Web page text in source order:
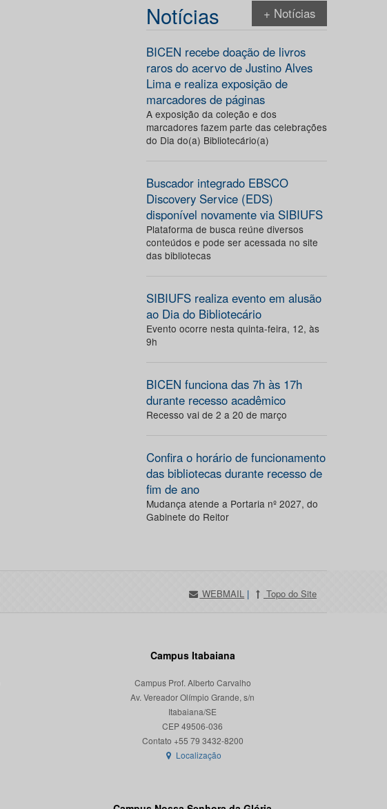
Notícias + Notícias
BICEN recebe doação de livros
raros do acervo de Justino Alves
Lima e realiza exposição de
marcadores de páginas
A exposição da coleção e dos
marcadores fazem parte das celebrações
do Dia do(a) Bibliotecário(a)
Buscador integrado EBSCO
Discovery Service (EDS)
disponível novamente via SIBIUFS
Plataforma de busca reúne diversos
conteúdos e pode ser acessada no site
das bibliotecas
SIBIUFS realiza evento em alusão
ao Dia do Bibliotecário
Evento ocorre nesta quinta-feira, 12, às
9h
BICEN funciona das 7h às 17h
durante recesso acadêmico
Recesso vai de 2 a 20 de março
Confira o horário de funcionamento
das bibliotecas durante recesso de
fim de ano
Mudança atende a Portaria nº 2027, do
Gabinete do Reitor
WEBMAIL | Topo do Site
Campus Itabaiana
Campus Prof. Alberto Carvalho
Av. Vereador Olímpio Grande, s/n
Itabaiana/SE
CEP 49506-036
Localização